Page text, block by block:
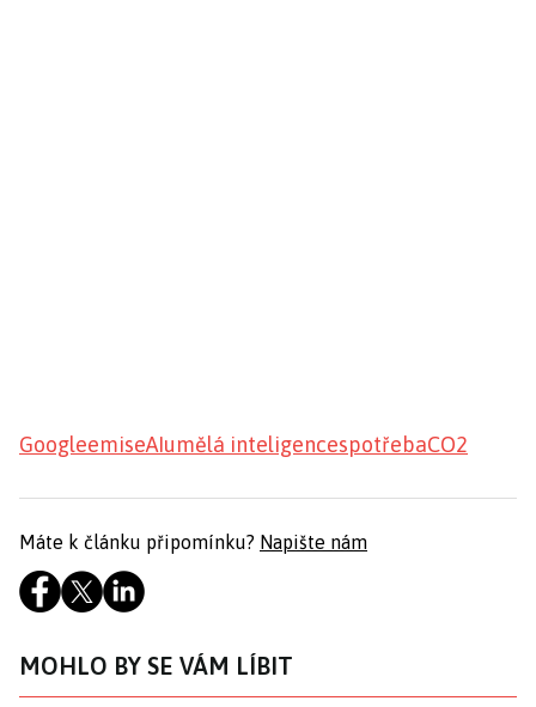
GoogleemiseAIumělá inteligencespotřebaCO2
Máte k článku připomínku? Napište nám
MOHLO BY SE VÁM LÍBIT